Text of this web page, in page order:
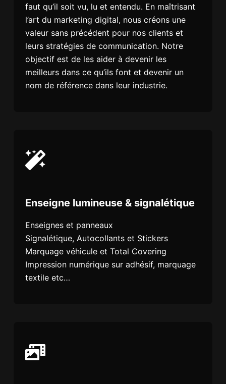
faut qu’il soit vu, lu et entendu. En maîtrisant
l’art du marketing digital, nous créons une
valeur sans précédent pour nos clients et
leurs stratégies de communication. Notre
objectif est de les aider à devenir les
meilleurs dans ce qu’ils font et devenir un
nom de référence dans leur industrie.
Enseigne lumineuse & signalétique
Enseignes et panneaux
Signalétique, Autocollants et Stickers
Marquage véhicule et Total Covering
Impression numérique sur adhésif, marquage
textile etc…